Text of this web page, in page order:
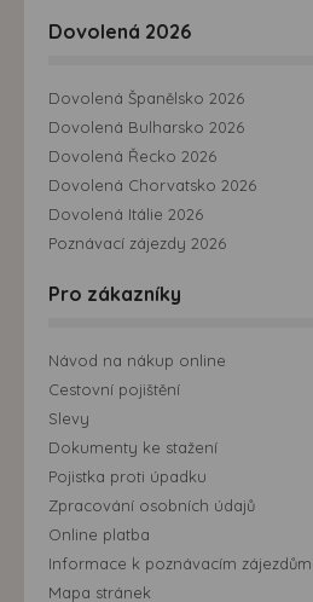
Dovolená 2026
Dovolená Španělsko 2026
Dovolená Bulharsko 2026
Dovolená Řecko 2026
Dovolená Chorvatsko 2026
Dovolená Itálie 2026
Poznávací zájezdy 2026
Pro zákazníky
Návod na nákup online
Cestovní pojištění
Slevy
Dokumenty ke stažení
Pojistka proti úpadku
Zpracování osobních údajů
Online platba
Informace k poznávacím zájezdům
Mapa stránek